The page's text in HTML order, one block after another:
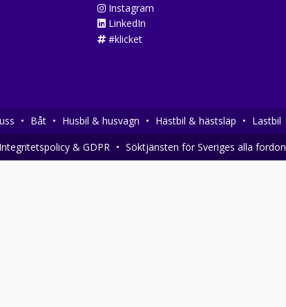
Instagram
LinkedIn
#klicket
• Båt • Husbil & husvagn • Hästbil & hästsläp • Lastbil
Integritetspolicy & GDPR • Söktjänsten för Sveriges alla fordon